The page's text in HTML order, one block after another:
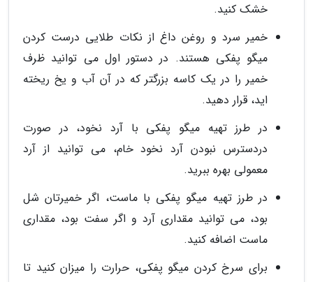
خشک کنید.
خمیر سرد و روغن داغ از نکات طلایی درست کردن
میگو پفکی هستند. در دستور اول می توانید ظرف
خمیر را در یک کاسه بزرگتر که در آن آب و یخ ریخته
اید، قرار دهید.
در طرز تهیه میگو پفکی با آرد نخود، در صورت
دردسترس نبودن آرد نخود خام، می توانید از آرد
معمولی بهره ببرید.
در طرز تهیه میگو پفکی با ماست، اگر خمیرتان شل
بود، می توانید مقداری آرد و اگر سفت بود، مقداری
ماست اضافه کنید.
برای سرخ کردن میگو پفکی، حرارت را میزان کنید تا